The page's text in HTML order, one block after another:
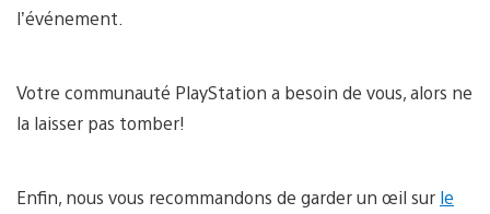
l’événement.
Votre communauté PlayStation a besoin de vous, alors ne
la laisser pas tomber!
Enfin, nous vous recommandons de garder un œil sur le